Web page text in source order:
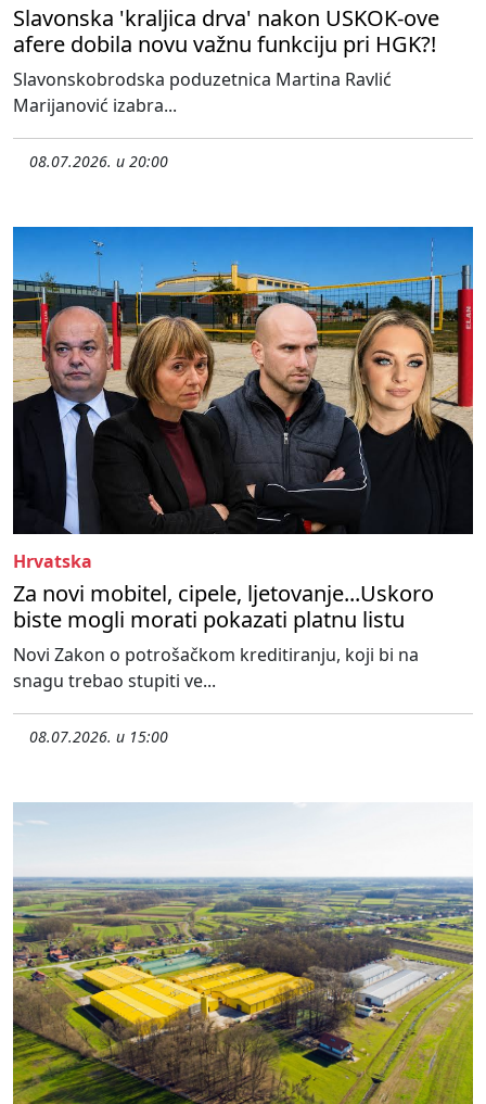
Slavonska 'kraljica drva' nakon USKOK-ove
afere dobila novu važnu funkciju pri HGK?!
Slavonskobrodska poduzetnica Martina Ravlić
Marijanović izabra...
08.07.2026. u 20:00
Hrvatska
Za novi mobitel, cipele, ljetovanje...Uskoro
biste mogli morati pokazati platnu listu
Novi Zakon o potrošačkom kreditiranju, koji bi na
snagu trebao stupiti ve...
08.07.2026. u 15:00